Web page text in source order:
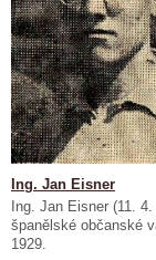
Ing. Jan Eisner
Ing. Jan Eisner (11.
španělské občanské
1929.